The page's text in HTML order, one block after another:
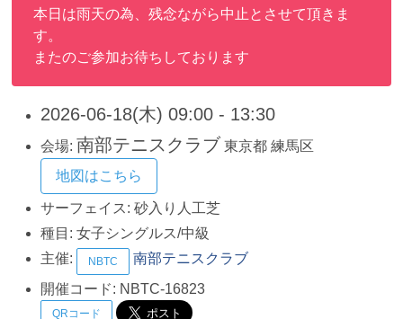
本日は雨天の為、残念ながら中止とさせて頂きま
す。
またのご参加お待ちしております
2026-06-18(木) 09:00 - 13:30
会場: 南部テニスクラブ 東京都 練馬区
地図はこちら
サーフェイス: 砂入り人工芝
種目: 女子シングルス/中級
主催:
NBTC
南部テニスクラブ
開催コード: NBTC-16823
QRコード